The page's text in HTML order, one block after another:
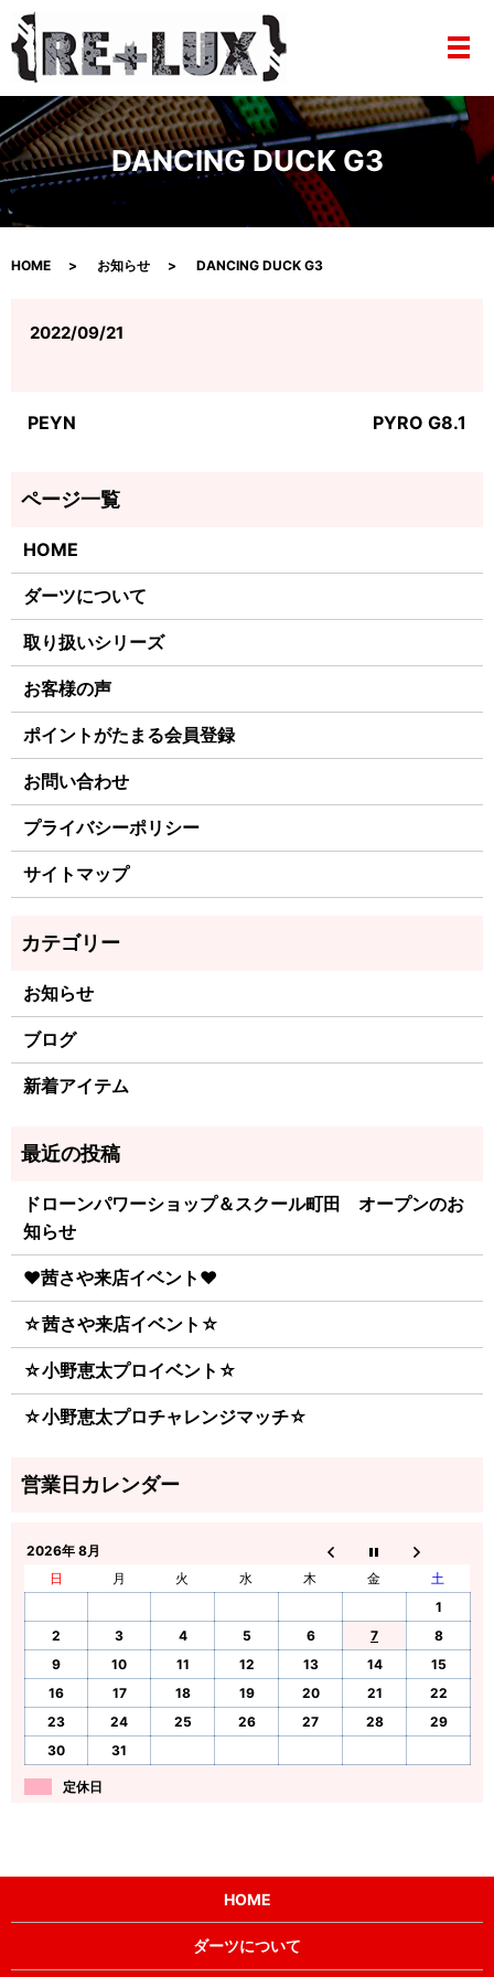
メ
DANCING DUCK G3
HOME お知らせ DANCING DUCK G3
2022/09/21
PEYN PYRO G8.1
HOME
ダーツについて
取り扱いシリーズ
お客様の声
ポイントがたまる会員登録
お問い合わせ
プライバシーポリシー
サイトマップ
お知らせ
ブログ
新着アイテム
ドローンパワーショップ＆スクール町田 オープンのお
知らせ
♥茜さや来店イベント♥
☆茜さや来店イベント☆
☆小野恵太プロイベント☆
☆小野恵太プロチャレンジマッチ☆
2026年 8月
日
月 火 水 木 金
土
1
2
3 4 5 6 7
8
9
10 11 12 13 14
15
16
17 18 19 20 21
22
23
24 25 26 27 28
29
30
31
定休日
HOME
ダーツについて